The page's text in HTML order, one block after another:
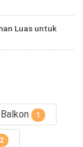
Luas untuk
Balkon 1
2